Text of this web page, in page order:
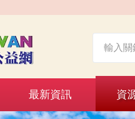
最新資訊 資